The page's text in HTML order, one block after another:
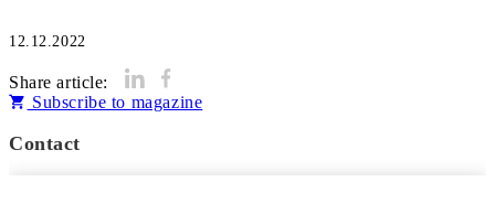
12.12.2022
Share article:
Subscribe to magazine
Contact